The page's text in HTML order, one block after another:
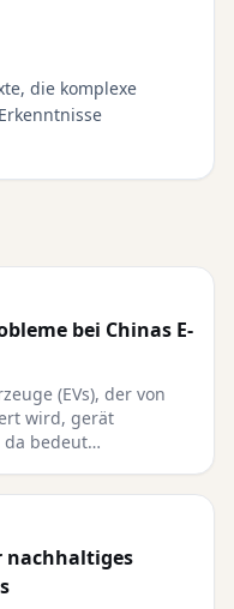
die komplexe
bei Chinas E-
(EVs), der von
wird, gerät
da bedeut…
nachhaltiges